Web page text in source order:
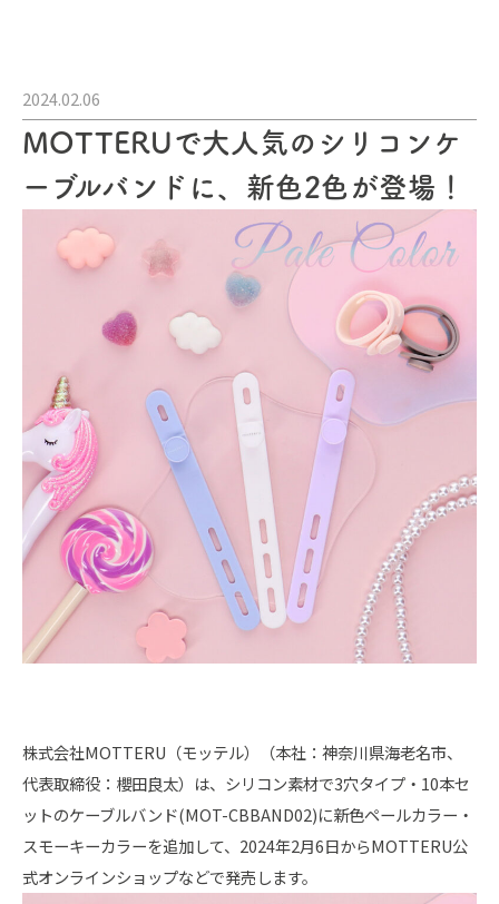
2024.02.06
MOTTERUで大人気のシリコンケ
ーブルバンドに、新色2色が登場！
株式会社MOTTERU（モッテル）（本社：神奈川県海老名市、
代表取締役：櫻田良太）は、シリコン素材で3穴タイプ・10本セ
ットのケーブルバンド(MOT-CBBAND02)に新色ペールカラー・
スモーキーカラーを追加して、2024年2月6日からMOTTERU公
式オンラインショップなどで発売します。